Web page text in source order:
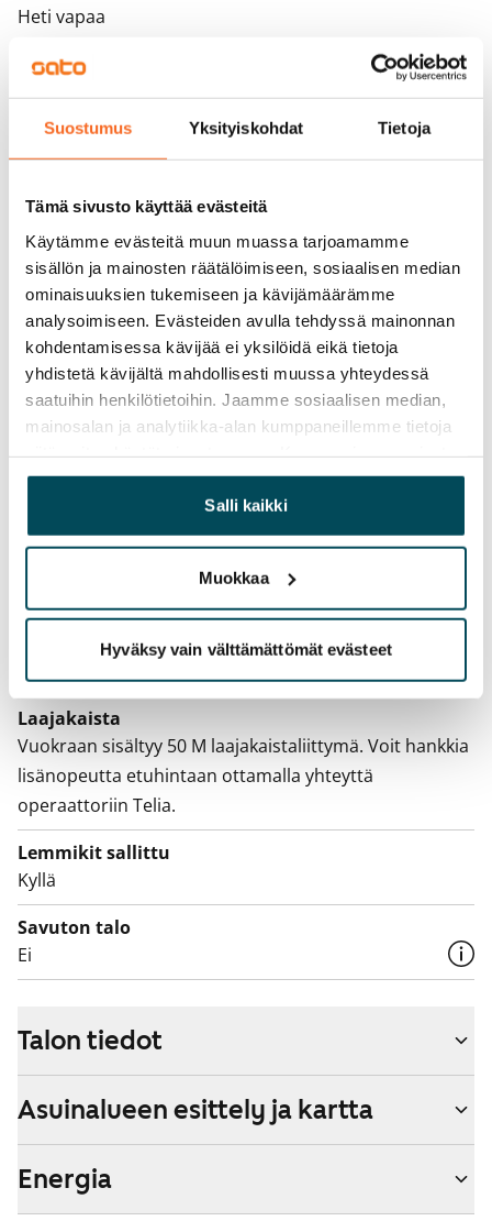
Suostumus Yksityiskohdat Tietoja
Tämä sivusto käyttää evästeitä
Käytämme evästeitä muun muassa tarjoamamme
sisällön ja mainosten räätälöimiseen, sosiaalisen median
ominaisuuksien tukemiseen ja kävijämäärämme
analysoimiseen. Evästeiden avulla tehdyssä mainonnan
kohdentamisessa kävijää ei yksilöidä eikä tietoja
yhdistetä kävijältä mahdollisesti muussa yhteydessä
saatuihin henkilötietoihin. Jaamme sosiaalisen median,
mainosalan ja analytiikka-alan kumppaneillemme tietoja
yhdistää näitä tietoja muihin tietoihin, joita olet antanut
heille tai joita on kerätty, kun olet käyttänyt heidän
palvelujaan.
Salli kaikki
Muokkaa
Hyväksy vain välttämättömät evästeet
Heti vapaa
Varallisuusrajat
Vuokra
765 €/kk
Vuokravakuus
0 €, (yrityksille min. 1 kk vuokra)
Vuokrasopimus
Toistaiseksi voimassa oleva, minimi asumisaika
12 kk
Irtisanomis­mahdollisuus
12 kk vuokrasopimuksesta tai sopimussakolla
Sähkömaksu
Laajakaista
Vuokraan sisältyy 50 M laajakaistaliittymä. Voit hankkia
lisänopeutta etuhintaan ottamalla yhteyttä
operaattoriin Telia.
Lemmikit sallittu
Kyllä
Savuton talo
Ei
Talon tiedot
Asuinalueen esittely ja kartta
Energia